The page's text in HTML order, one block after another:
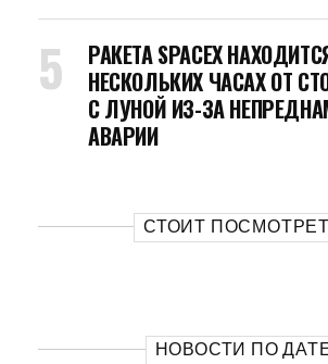
РАКЕТА SPACEX
НЕСКОЛЬКИХ ЧАСАХ ОТ
С ЛУНОЙ ИЗ-ЗА
АВАРИИ
СТОИТ
НОВОСТИ ПО